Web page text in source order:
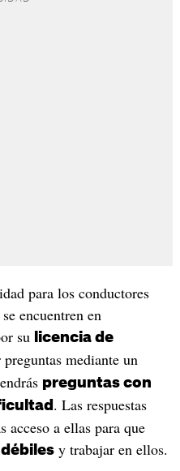
para los conductores
encuentren en
su
licencia de
mediante un
preguntas con
. Las respuestas
acceso a ellas para que
y trabajar en ellos.